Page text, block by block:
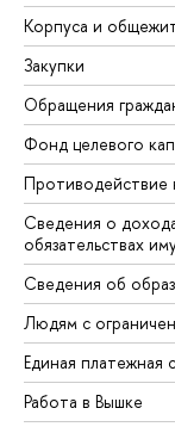
Корпуса и
Закупки
Обращения
Фонд целевого
Противодействие
Сведения о
обязательствах
Сведения об
Людям с
Единая платежная
Работа в Вышке